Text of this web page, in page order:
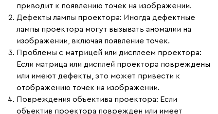
приводит к появлению точек на изображении.
Дефекты лампы проектора: Иногда дефектные
лампы проектора могут вызывать аномалии на
изображении, включая появление точек.
Проблемы с матрицей или дисплеем проектора:
Если матрица или дисплей проектора повреждены
или имеют дефекты, это может привести к
отображению точек на изображении.
Повреждения объектива проектора: Если
объектив проектора поврежден или имеет